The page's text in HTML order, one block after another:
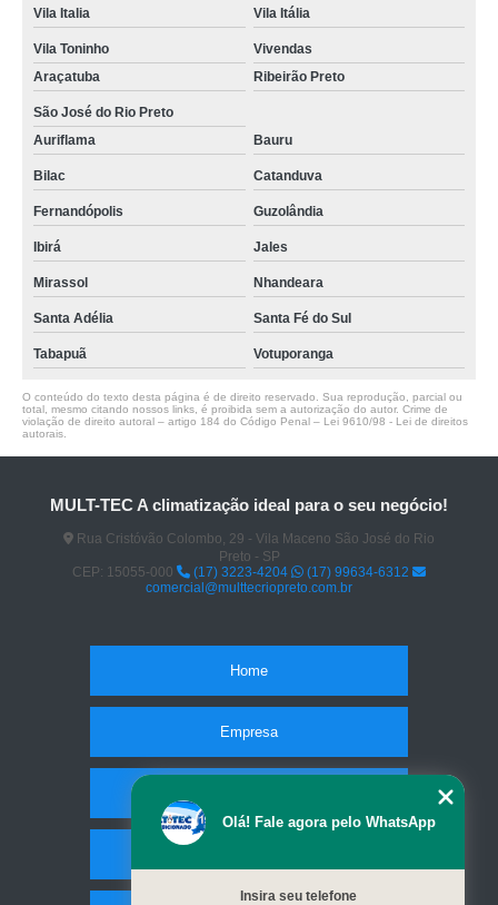
Vila Italia Vila Itália
Vila Toninho
Vivendas
Araçatuba
Ribeirão Preto
São José do Rio Preto
Auriflama
Bauru
Bilac Catanduva
Fernandópolis Guzolândia
Ibirá Jales
Mirassol Nhandeara
Santa Adélia Santa Fé do Sul
Tabapuã Votuporanga
O conteúdo do texto desta página é de direito reservado. Sua reprodução, parcial ou
total, mesmo citando nossos links, é proibida sem a autorização do autor. Crime de
violação de direito autoral – artigo 184 do Código Penal – Lei 9610/98 - Lei de direitos
autorais
MULT-TEC A climatização ideal para o seu negócio!
Rua Cristóvão Colombo, 29 - Vila Maceno São José do Rio
Preto - SP
CEP: 15055-000
(17) 3223-4204
(17) 99634-6312
comercial@multtecriopreto.com.br
Home
Empresa
Olá! Fale agora pelo WhatsApp
Insira seu telefone